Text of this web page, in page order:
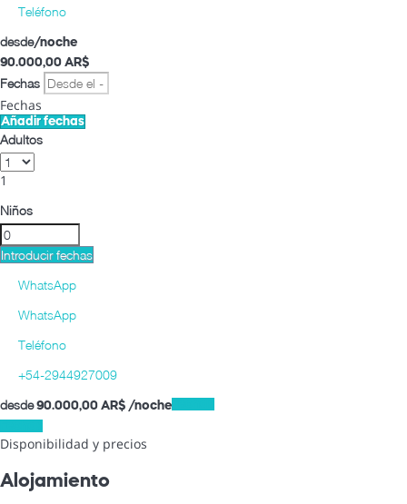
Teléfono
desde/noche
90.000,00 AR$
Fechas
Fechas
Añadir fechas
Adultos
1
Niños
Introducir fechas
WhatsApp
WhatsApp
Teléfono
+54-2944927009
desde90.000,00 AR$ /noche
Disponibilidad y precios
Alojamiento